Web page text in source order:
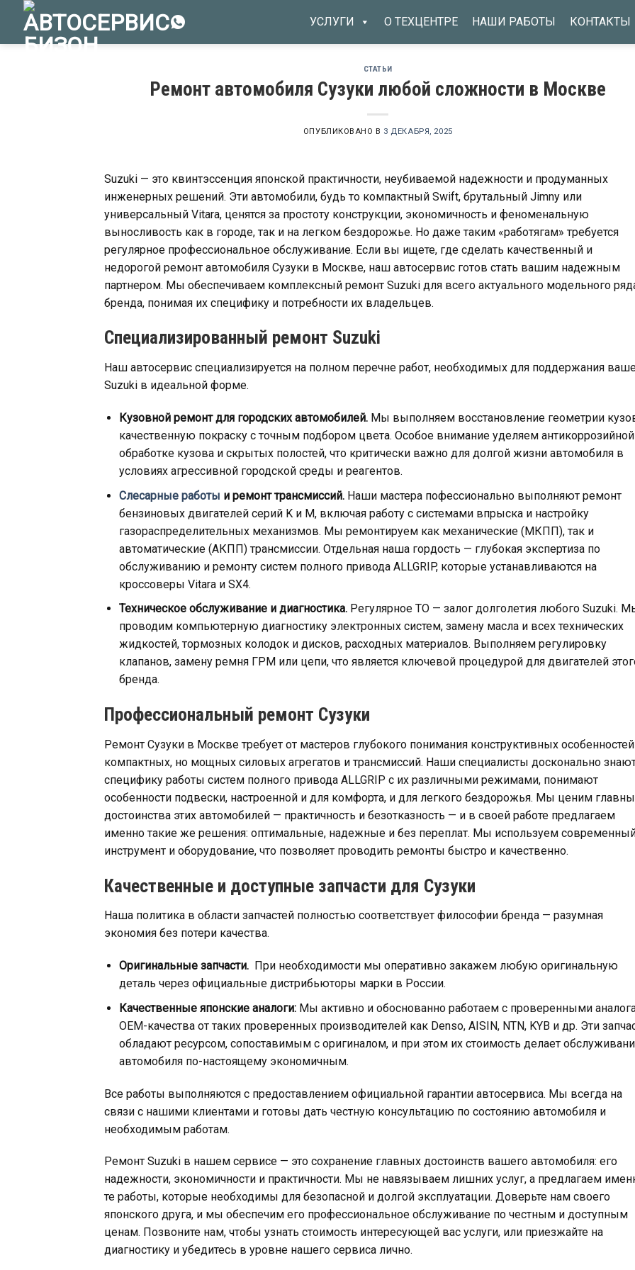
content
УСЛУГИ О ТЕХЦЕНТРЕ НАШИ РАБОТЫ КОНТАКТЫ
СТАТЬИ
Ремонт автомобиля Сузуки любой сложности в Москве
ОПУБЛИКОВАНО В 3 ДЕКАБРЯ, 2025
Suzuki — это квинтэссенция японской практичности, неубиваемой надежности и продуманных
инженерных решений. Эти автомобили, будь то компактный Swift, брутальный Jimny или
универсальный Vitara, ценятся за простоту конструкции, экономичность и феноменальную
выносливость как в городе, так и на легком бездорожье. Но даже таким «работягам» требуется
регулярное профессиональное обслуживание. Если вы ищете, где сделать качественный и
недорогой ремонт автомобиля Сузуки в Москве, наш автосервис готов стать вашим надежным
партнером. Мы обеспечиваем комплексный ремонт Suzuki для всего актуального модельного
бренда, понимая их специфику и потребности их владельцев.
Специализированный ремонт Suzuki
Наш автосервис специализируется на полном перечне работ, необходимых для поддержания
Suzuki в идеальной форме.
Кузовной ремонт для городских автомобилей.Мы выполняем восстановление геометрии
качественную покраску с точным подбором цвета. Особое внимание уделяем антикоррозийной
обработке кузова и скрытых полостей, что критически важно для долгой жизни автомобиля в
условиях агрессивной городской среды и реагентов.
Слесарные работы и ремонт трансмиссий.Наши мастера пофессионально выполняют ремонт
бензиновых двигателей серий K и M, включая работу с системами впрыска и настройку
газораспределительных механизмов. Мы ремонтируем как механические (МКПП), так и
автоматические (АКПП) трансмиссии. Отдельная наша гордость — глубокая экспертиза по
обслуживанию и ремонту систем полного привода ALLGRIP, которые устанавливаются на
кроссоверы Vitara и SX4.
Техническое обслуживание и диагностика.Регулярное ТО — залог долголетия любого Suzuki.
проводим компьютерную диагностику электронных систем, замену масла и всех технических
жидкостей, тормозных колодок и дисков, расходных материалов. Выполняем регулировку
клапанов, замену ремня ГРМ или цепи, что является ключевой процедурой для двигателей
бренда.
Профессиональный ремонт Сузуки
Ремонт Сузуки в Москве требует от мастеров глубокого понимания конструктивных особенностей
компактных, но мощных силовых агрегатов и трансмиссий. Наши специалисты досконально
специфику работы систем полного привода ALLGRIP с их различными режимами, понимают
особенности подвески, настроенной и для комфорта, и для легкого бездорожья. Мы ценим
достоинства этих автомобилей — практичность и безотказность — и в своей работе предлагаем
именно такие же решения: оптимальные, надежные и без переплат. Мы используем
инструмент и оборудование, что позволяет проводить ремонты быстро и качественно.
Качественные и доступные запчасти для Сузуки
Наша политика в области запчастей полностью соответствует философии бренда — разумная
экономия без потери качества.
Оригинальные запчасти. При необходимости мы оперативно закажем любую оригинальную
деталь через официальные дистрибьюторы марки в России.
Качественные японские аналоги:Мы активно и обоснованно работаем с проверенными
OEM-качества от таких проверенных производителей как Denso, AISIN, NTN, KYB и др. Эти
обладают ресурсом, сопоставимым с оригиналом, и при этом их стоимость делает
автомобиля по-настоящему экономичным.
Все работы выполняются с предоставлением официальной гарантии автосервиса. Мы всегда на
связи с нашими клиентами и готовы дать честную консультацию по состоянию автомобиля и
необходимым работам.
Ремонт Suzuki в нашем сервисе — это сохранение главных достоинств вашего автомобиля: его
надежности, экономичности и практичности. Мы не навязываем лишних услуг, а предлагаем
те работы, которые необходимы для безопасной и долгой эксплуатации. Доверьте нам своего
японского друга, и мы обеспечим его профессиональное обслуживание по честным и доступным
ценам. Позвоните нам, чтобы узнать стоимость интересующей вас услуги, или приезжайте на
диагностику и убедитесь в уровне нашего сервиса лично.